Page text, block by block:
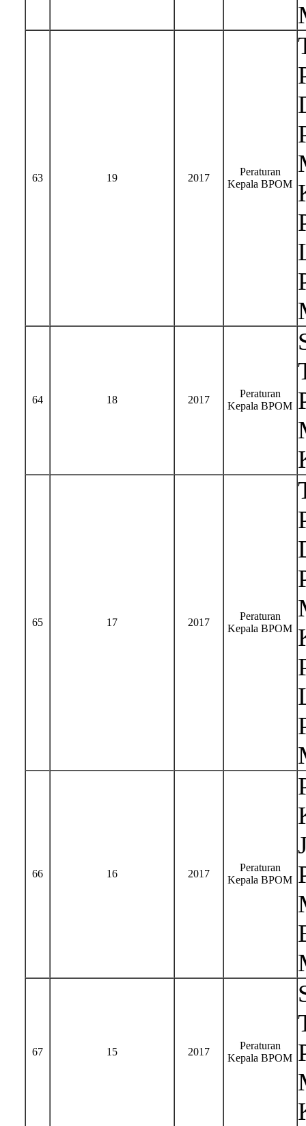
63 19 2017
Peraturan
Kepala BPOM
64 18 2017
Peraturan
Kepala BPOM
65 17 2017
Peraturan
Kepala BPOM
66 16 2017
Peraturan
Kepala BPOM
67 15 2017
Peraturan
Kepala BPOM